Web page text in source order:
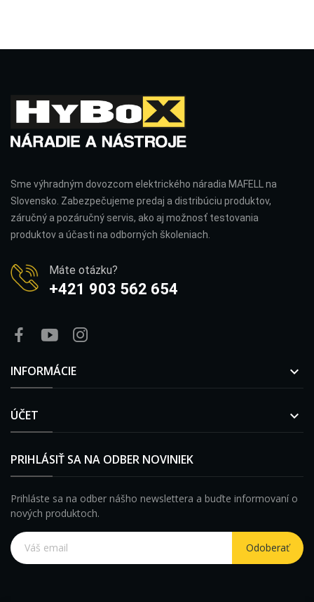
Sme výhradným dovozcom elektrického náradia MAFELL na
Slovensko. Zabezpečujeme predaj a distribúciu produktov,
záručný a pozáručný servis, ako aj možnosť testovania
produktov a účasti na odborných školeniach.
Máte otázku?
+421 903 562 654
INFORMÁCIE 
ÚČET 
PRIHLÁSIŤ SA NA ODBER NOVINIEK
Prihláste sa na odber nášho newslettera a buďte informovaní o
nových produktoch.
Odoberať